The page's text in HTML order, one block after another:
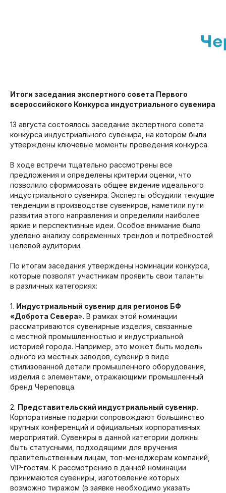
Итоги заседания экспертного совета Первого
всероссийского Конкурса индустриального сувенира
13 августа состоялось заседание экспертного совета
конкурса индустриального сувенира, на котором были
утверждены ключевые моменты проведения конкурса.
В ходе встречи тщательно рассмотрены все
предложения и определены критерии оценки, что
позволило сформировать общее видение идеального
индустриального сувенира. Эксперты обсудили текущие
тенденции в производстве сувениров, наметили пути
развития этого направления и определили наиболее
яркие и перспективные идеи. Особое внимание было
уделено анализу современных трендов и потребностей
целевой аудитории.
По итогам заседания утверждены номинации конкурса,
которые позволят участникам проявить свои таланты
в различных категориях:
1. Индустриальный сувенир для регионов БФ
«Доброта Севера». В рамках этой номинации
рассматриваются сувенирные изделия, связанные
с местной промышленностью и индустриальной
историей города. Например, это может быть модель
одного из местных заводов, сувенир в виде
стилизованной детали промышленного оборудования,
изделия с элементами, отражающими промышленный
бренд Череповца.
2. Представительский индустриальный сувенир.
Корпоративные подарки сопровождают большинство
крупных конференций и официальных корпоративных
мероприятий. Сувениры в данной категории должны
быть статусными, подходящими для вручения
правительственным лицам, топ-менеджерам компаний,
VIP-гостям. К рассмотрению в данной номинации
принимаются сувениры, изготовление которых
возможно тиражом (в заявке необходимо указать